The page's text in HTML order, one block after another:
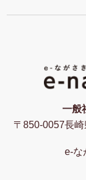
一般
〒850-0057長
e-な